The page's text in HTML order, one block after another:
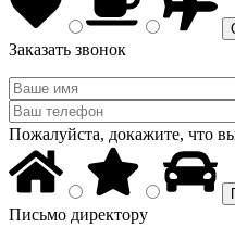
Заказать звонок
Пожалуйста, докажите, что
Письмо директору